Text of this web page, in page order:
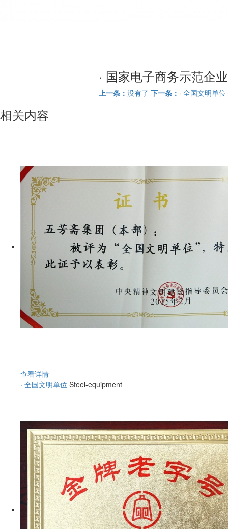
· 国家电子商务示范企业
上一条： 没有了 下一条： · 全国文明单位
相关内容
查看详情
· 全国文明单位 Steel-equipment